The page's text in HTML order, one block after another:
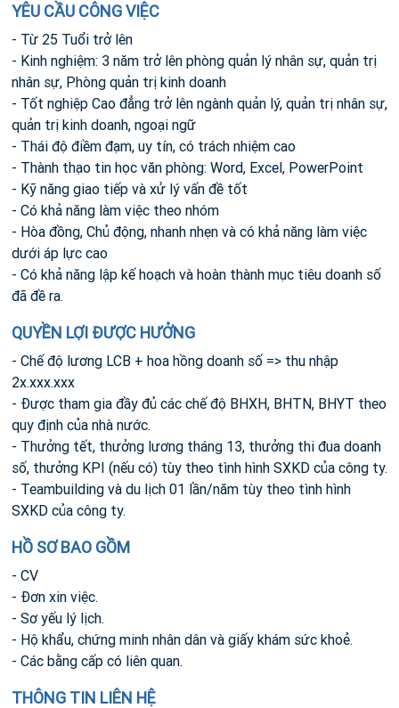
YÊU CẦU CÔNG VIỆC
- Từ 25 Tuổi trở lên
- Kinh nghiệm: 3 năm trở lên phòng quản lý nhân sự, quản trị
nhân sự, Phòng quản trị kinh doanh
- Tốt nghiệp Cao đẳng trở lên ngành quản lý, quản trị nhân sự,
quản trị kinh doanh, ngoại ngữ
- Thái độ điềm đạm, uy tín, có trách nhiệm cao
- Thành thạo tin học văn phòng: Word, Excel, PowerPoint
- Kỹ năng giao tiếp và xử lý vấn đề tốt
- Có khả năng làm việc theo nhóm
- Hòa đồng, Chủ động, nhanh nhẹn và có khả năng làm việc
dưới áp lực cao
- Có khả năng lập kế hoạch và hoàn thành mục tiêu doanh số
đã đề ra.
QUYỀN LỢI ĐƯỢC HƯỞNG
- Chế độ lương LCB + hoa hồng doanh số => thu nhập
2x.xxx.xxx
- Được tham gia đầy đủ các chế độ BHXH, BHTN, BHYT theo
quy định của nhà nước.
- Thưởng tết, thưởng lương tháng 13, thưởng thi đua doanh
số, thưởng KPI (nếu có) tùy theo tình hình SXKD của công ty.
- Teambuilding và du lịch 01 lần/năm tùy theo tình hình
SXKD của công ty.
HỒ SƠ BAO GỒM
- CV
- Đơn xin việc.
- Sơ yếu lý lịch.
- Hộ khẩu, chứng minh nhân dân và giấy khám sức khoẻ.
- Các bằng cấp có liên quan.
THÔNG TIN LIÊN HỆ